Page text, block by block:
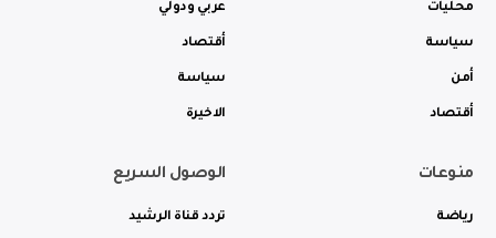
محليات
سياسة
أمن
أقتصاد
عربي ودولي
أقتصاد
سياسة
الاخيرة
منوعات
رياضة
الوصول السريع
تردد قناة الرشيد